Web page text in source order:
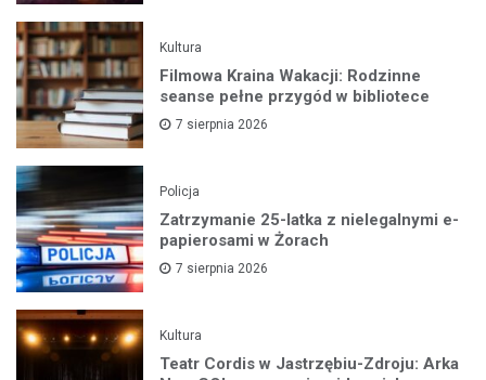
Kultura
Filmowa Kraina Wakacji: Rodzinne
seanse pełne przygód w bibliotece
7 sierpnia 2026
Policja
Zatrzymanie 25-latka z nielegalnymi e-
papierosami w Żorach
7 sierpnia 2026
Kultura
Teatr Cordis w Jastrzębiu-Zdroju: Arka